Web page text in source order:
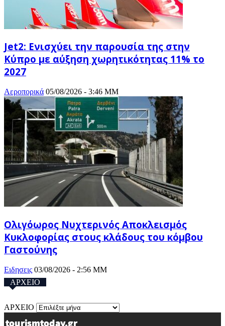
Jet2: Ενισχύει την παρουσία της στην
Κύπρο με αύξηση χωρητικότητας 11% το
2027
Αεροπορικά 05/08/2026 - 3:46 ΜΜ
Ολιγόωρος Νυχτερινός Αποκλεισμός
Κυκλοφορίας στους κλάδους του κόμβου
Γαστούνης
Ειδησεις 03/08/2026 - 2:56 ΜΜ
ΑΡΧΕΙΟ
ΑΡΧΕΙΟ